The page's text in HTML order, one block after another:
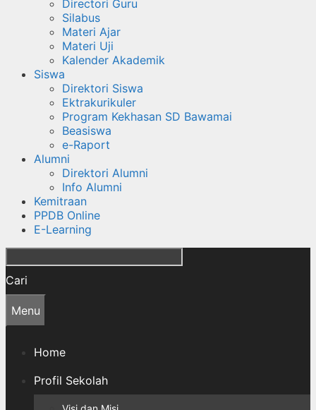
Directori Guru
Silabus
Materi Ajar
Materi Uji
Kalender Akademik
Siswa
Direktori Siswa
Ektrakurikuler
Program Kekhasan SD Bawamai
Beasiswa
e-Raport
Alumni
Direktori Alumni
Info Alumni
Kemitraan
PPDB Online
E-Learning
Cari
Menu
Home
Profil Sekolah